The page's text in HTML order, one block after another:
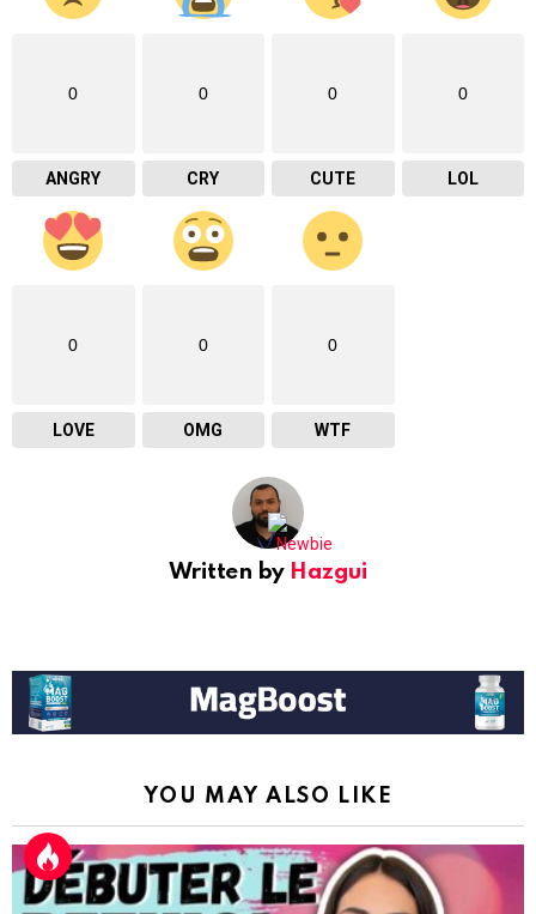
0
ANGRY
0
CRY
0
CUTE
0
LOL
0
LOVE
0
OMG
0
WTF
Written by Hazgui
YOU MAY ALSO LIKE